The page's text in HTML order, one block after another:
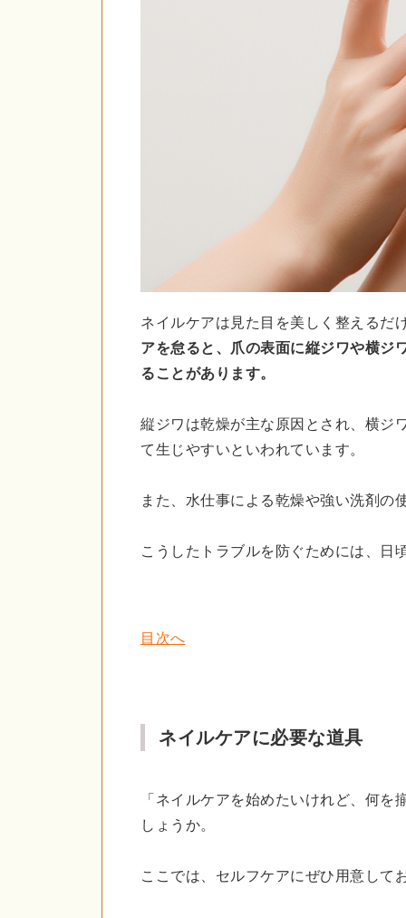
ネイルケアは見た目を美しく整えるだ
アを怠ると、爪の表面に縦ジワや横ジ
ることがあります。
縦ジワは乾燥が主な原因とされ、横ジ
て生じやすいといわれています。
また、水仕事による乾燥や強い洗剤の
こうしたトラブルを防ぐためには、日
目次へ
ネイルケアに必要な道具
「ネイルケアを始めたいけれど、何
しょうか。
ここでは、セルフケアにぜひ用意して